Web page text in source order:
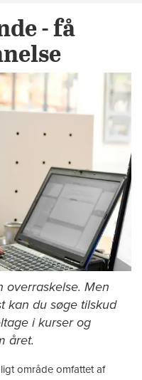
- få
overraskelse. Men
kan du søge tilskud
i kurser og
året.
område omfattet af